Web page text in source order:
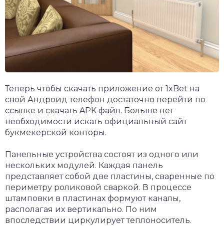
Теперь чтобы скачать приложение от 1xBet на
свой Андроид телефон достаточно перейти по
ссылке и скачать APK файл. Больше нет
необходимости искать официальный сайт
букмекерской конторы.
Панельные устройства состоят из одного или
нескольких модулей. Каждая панель
представляет собой две пластины, сваренные по
периметру роликовой сваркой. В процессе
штамповки в пластинах формуют каналы,
располагая их вертикально. По ним
впоследствии циркулирует теплоноситель.